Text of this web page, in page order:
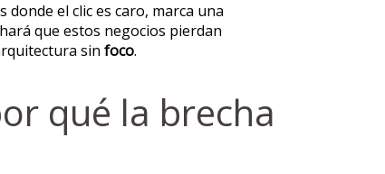
el clic es caro, marca una
que estos negocios pierdan
sin foco.
qué la brecha